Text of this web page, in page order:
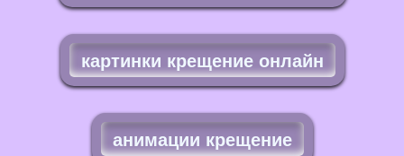
картинки крещение онлайн
анимации крещение